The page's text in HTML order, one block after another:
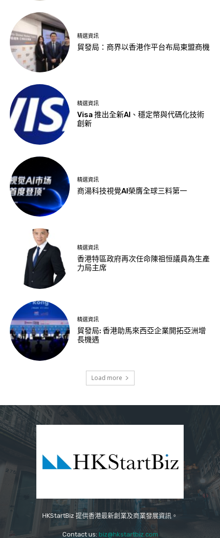
精選資訊
貿發局：商界以香港作平台布局東盟商機
精選資訊
Visa 推出全新AI、穩定幣與代碼化技術
創新
精選資訊
商湯科技視覺AI榮膺全球三料第一
精選資訊
香港特區政府再次任命陳祖恒議員為生產
力局主席
精選資訊
貿發局: 香港助馬來西亞企業開拓亞洲增
長機遇
Load more
HKStartBiz 提供香港最新創業及商業發展資訊。
Contact us: biz@hkstartbiz.com